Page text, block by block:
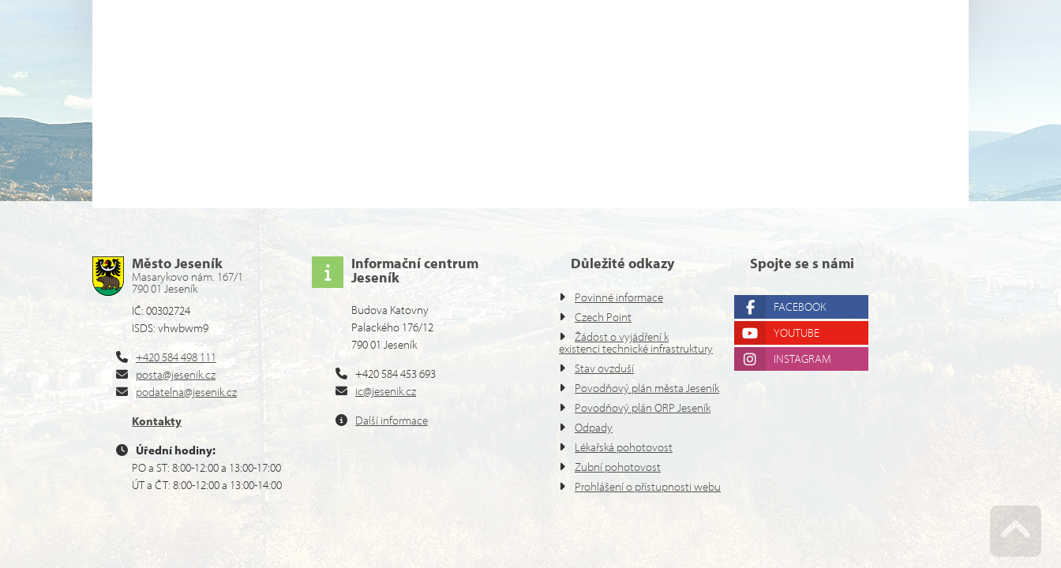
Město Jeseník
Masarykovo nám. 167/1
790 01 Jeseník
IČ: 00302724
ISDS: vhwbwm9
+420 584 498 111
posta@jesenik.cz
podatelna@jesenik.cz
Kontakty
Úřední hodiny:
PO a ST: 8:00-12:00 a 13:00-17:00
ÚT a ČT: 8:00-12:00 a 13:00-14:00
Informační centrum
Jeseník
Budova Katovny
Palackého 176/12
790 01 Jeseník
+420 584 453 693
ic@jesenik.cz
Další informace
Důležité odkazy
Povinné informace
Czech Point
Žádost o vyjádření k
existenci technické infrastruktury
Stav ovzduší
Povodňový plán města Jeseník
Povodňový plán ORP Jeseník
Odpady
Lékařská pohotovost
Zubní pohotovost
Prohlášení o přístupnosti webu
Spojte se s námi
FACEBOOK
YOUTUBE
INSTAGRAM